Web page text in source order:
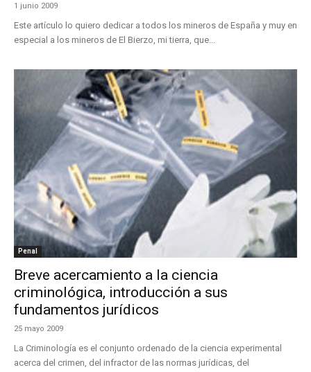
1 junio 2009
Este artículo lo quiero dedicar a todos los mineros de España y muy en
especial a los mineros de El Bierzo, mi tierra, que...
Penal
Breve acercamiento a la ciencia
criminológica, introducción a sus
fundamentos jurídicos
25 mayo 2009
La Criminología es el conjunto ordenado de la ciencia experimental
acerca del crimen, del infractor de las normas jurídicas, del